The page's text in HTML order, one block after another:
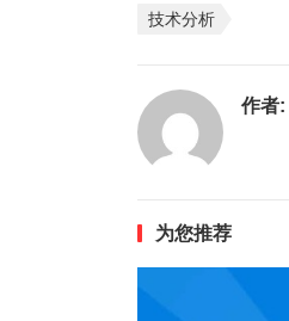
技术分析
作者:
为您推荐